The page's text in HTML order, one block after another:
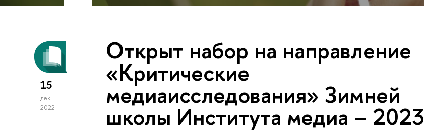
15
дек
2022
Открыт набор на направление
«Критические
медиаисследования» Зимней
школы Института медиа – 2023